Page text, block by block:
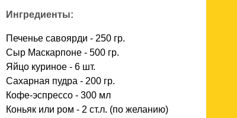
Ингредиенты:
Печенье савоярди - 250 гр.
Сыр Маскарпоне - 500 гр.
Яйцо куриное - 6 шт.
Сахарная пудра - 200 гр.
Кофе-эспрессо - 300 мл
Коньяк или ром - 2 ст.л. (по желанию)